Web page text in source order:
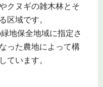
クヌギの雑木林とそ
区域です。
地保全地域に指定さ
った農地によって構
ています。